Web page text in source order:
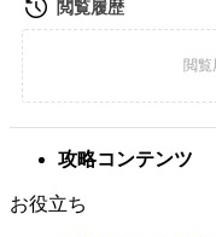
攻略コンテンツ
お役立ち